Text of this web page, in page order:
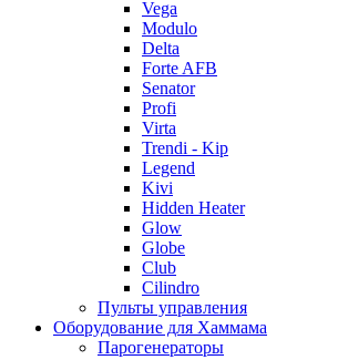
Vega
Modulo
Delta
Forte AFB
Senator
Profi
Virta
Trendi - Kip
Legend
Kivi
Hidden Heater
Glow
Globe
Club
Cilindro
Пульты управления
Оборудование для Хаммама
Парогенераторы